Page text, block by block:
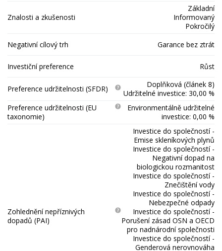
Znalosti a zkušenosti
Základní
Informovaný
Pokročilý
Negativní cílový trh
Garance bez ztrát
Investiční preference Růst
Preference udržitelnosti (SFDR)
Doplňková (článek 8)
Udržitelné investice: 30,00 %
Preference udržitelnosti (EU
taxonomie)
Environmentálně udržitelné
investice: 0,00 %
Zohlednění nepříznivých
dopadů (PAI)
Investice do společností -
Emise skleníkových plynů
Investice do společností -
Negativní dopad na
biologickou rozmanitost
Investice do společností -
Znečištění vody
Investice do společností -
Nebezpečné odpady
Investice do společností -
Porušení zásad OSN a OECD
pro nadnárodní společnosti
Investice do společností -
Genderová nerovnováha